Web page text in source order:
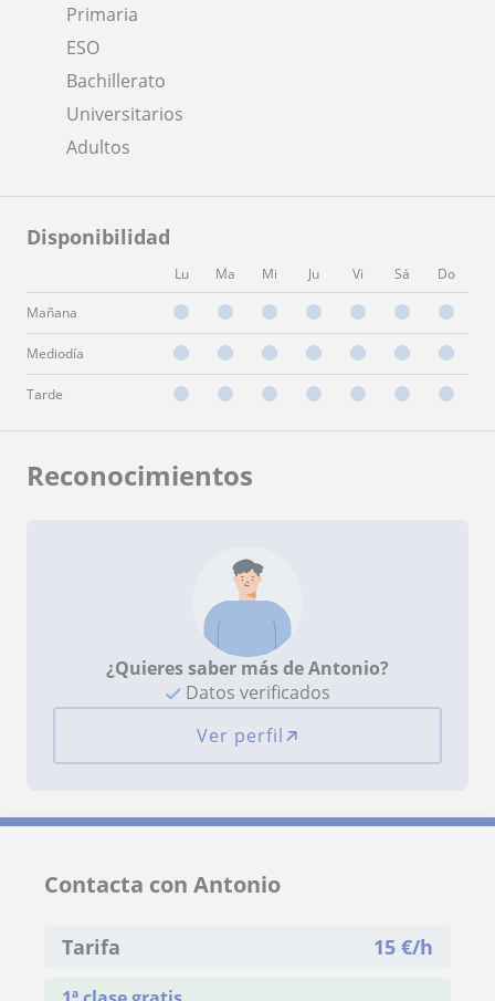
Primaria
ESO
Bachillerato
Universitarios
Adultos
Disponibilidad
Lu Ma Mi Ju Vi Sá Do
Mañana
Mediodía
Tarde
Reconocimientos
¿Quieres saber más de Antonio?
Datos verificados
Ver perfil
Contacta con Antonio
Tarifa 15 €/h